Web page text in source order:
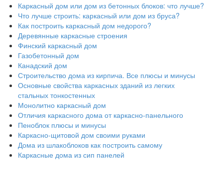
Каркасный дом или дом из бетонных блоков: что лучше?
Что лучше строить: каркасный или дом из бруса?
Как построить каркасный дом недорого?
Деревянные каркасные строения
Финский каркасный дом
Газобетонный дом
Канадский дом
Строительство дома из кирпича. Все плюсы и минусы
Основные свойства каркасных зданий из легких
стальных тонкостенных
Монолитно каркасный дом
Отличия каркасного дома от каркасно-панельного
Пеноблок плюсы и минусы
Каркасно-щитовой дом своими руками
Дома из шлакоблоков как построить самому
Каркасные дома из сип панелей